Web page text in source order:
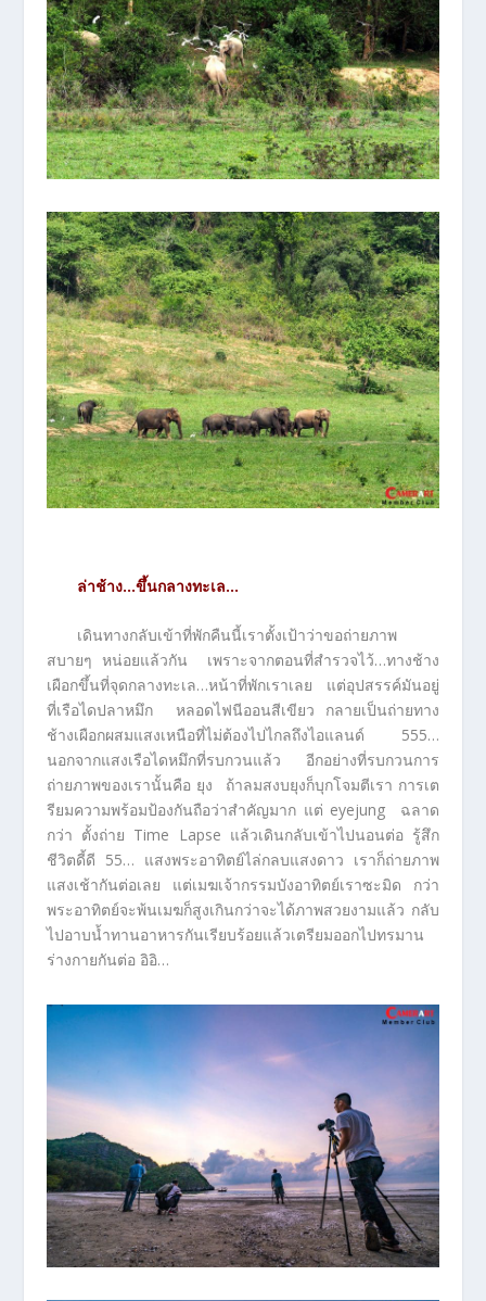
ล่าช้าง…ขึ้นกลางทะเล…
เดินทางกลับเข้าที่พักคืนนี้เราตั้งเป้าว่าขอถ่ายภาพ
สบายๆ หน่อยแล้วกัน เพราะจากตอนที่สำรวจไว้…ทางช้าง
เผือกขึ้นที่จุดกลางทะเล…หน้าที่พักเราเลย แต่อุปสรรค์มันอยู่
ที่เรือไดปลาหมึก หลอดไฟนีออนสีเขียว กลายเป็นถ่ายทาง
ช้างเผือกผสมแสงเหนือที่ไม่ต้องไปไกลถึงไอแลนด์ 555…
นอกจากแสงเรือไดหมึกที่รบกวนแล้ว อีกอย่างที่รบกวนการ
ถ่ายภาพของเรานั้นคือ ยุง ถ้าลมสงบยุงก็บุกโจมตีเรา การเต
รียมความพร้อมป้องกันถือว่าสำคัญมาก แต่ eyejung ฉลาด
กว่า ตั้งถ่าย Time Lapse แล้วเดินกลับเข้าไปนอนต่อ รู้สึก
ชีวิตดี้ดี 55… แสงพระอาทิตย์ไล่กลบแสงดาว เราก็ถ่ายภาพ
แสงเช้ากันต่อเลย แต่เมฆเจ้ากรรมบังอาทิตย์เราซะมิด กว่า
พระอาทิตย์จะพ้นเมฆก็สูงเกินกว่าจะได้ภาพสวยงามแล้ว กลับ
ไปอาบน้ำทานอาหารกันเรียบร้อยแล้วเตรียมออกไปทรมาน
ร่างกายกันต่อ อิอิ…